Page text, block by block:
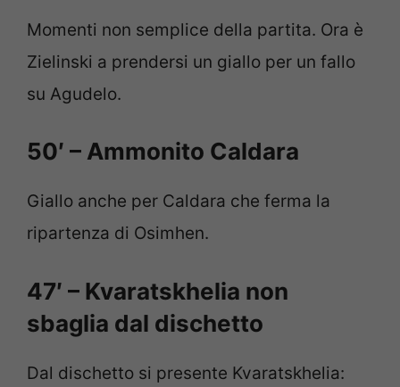
Momenti non semplice della partita. Ora è
Zielinski a prendersi un giallo per un fallo
su Agudelo.
50′ – Ammonito Caldara
Giallo anche per Caldara che ferma la
ripartenza di Osimhen.
47′ – Kvaratskhelia non
sbaglia dal dischetto
Dal dischetto si presente Kvaratskhelia: